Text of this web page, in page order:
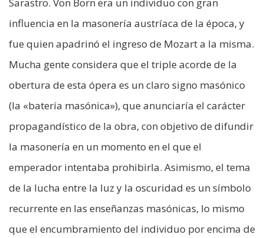
influencia en la masonería austríaca de la época, y
fue quien apadrinó el ingreso de Mozart a la misma.
Mucha gente considera que el triple acorde de la
obertura de esta ópera es un claro signo masónico
(la «batería masónica»), que anunciaría el carácter
propagandístico de la obra, con objetivo de difundir
la masonería en un momento en el que el
emperador intentaba prohibirla. Asimismo, el tema
de la lucha entre la luz y la oscuridad es un símbolo
recurrente en las enseñanzas masónicas, lo mismo
que el encumbramiento del individuo por encima de